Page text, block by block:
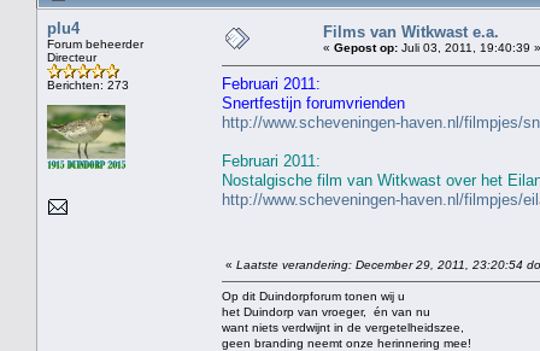
plu4
Forum beheerder
Directeur
Berichten: 273
Films van Witkwast e.a.
« Gepost op: Juli 03, 2011, 19:40:39 »
Februari 2011:
Snertfestijn forumvrienden
http://www.scheveningen-haven.nl/filmpjes/
Februari 2011:
Nostalgische film van Witkwast over het
http://www.scheveningen-haven.nl/filmpjes/
« Laatste verandering: December 29, 2011, 23:20:54
Op dit Duindorpforum tonen wij u
het Duindorp van vroeger, én van nu
want niets verdwijnt in de vergetelheidszee,
geen branding neemt onze herinnering mee!